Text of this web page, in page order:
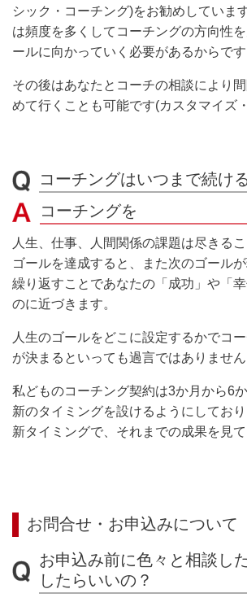
シック・コーチング)をお勧めしていま
は頻度を多くしてコーチングの方向性
ールに向かっていく必要があるからです
その後はあなたとコーチの相談により
めて行くことも可能です(カスタマイズ
コーチングはいつまで続け
コーチングを
人生、仕事、人間関係の課題は尽きるこ
ゴールを達成すると、また次のゴールが
繰り返すことであなたの「成功」や「
のに近づきます。
人生のゴールをどこに設定するかでコ
が決まるといっても過言ではありません
私どものコーチング契約は3か月から6
新のタイミングを設けるようにしてお
新タイミングで、それまでの成果を見て
お問合せ・お申込みについて
お申込み前に色々と相談し
したらいいの？